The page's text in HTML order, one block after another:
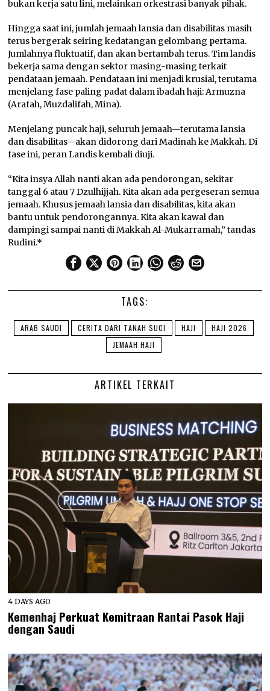
bukan kerja satu lini, melainkan orkestrasi banyak pihak.
Hingga saat ini, jumlah jemaah lansia dan disabilitas masih
terus bergerak seiring kedatangan gelombang pertama.
Jumlahnya fluktuatif, dan akan bertambah terus. Tim landis
bekerja sama dengan sektor masing-masing terkait
pendataan jemaah. Pendataan ini menjadi krusial, terutama
menjelang fase paling padat dalam ibadah haji: Armuzna
(Arafah, Muzdalifah, Mina).
Menjelang puncak haji, seluruh jemaah—terutama lansia
dan disabilitas—akan didorong dari Madinah ke Makkah. Di
fase ini, peran Landis kembali diuji.
“Kita insya Allah nanti akan ada pendorongan, sekitar
tanggal 6 atau 7 Dzulhijjah. Kita akan ada pergeseran semua
jemaah. Khusus jemaah lansia dan disabilitas, kita akan
bantu untuk pendorongannya. Kita akan kawal dan
dampingi sampai nanti di Makkah Al-Mukarramah,” tandas
Rudini.*
TAGS:
ARAB SAUDI CERITA DARI TANAH SUCI HAJI
HAJI 2026
JEMAAH HAJI
ARTIKEL TERKAIT
4 DAYS AGO
Kemenhaj Perkuat Kemitraan Rantai Pasok Haji
dengan Saudi